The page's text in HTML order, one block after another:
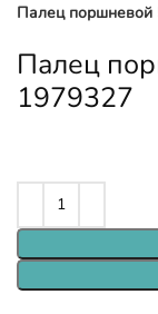
Палец поршневой
Палец
1979327